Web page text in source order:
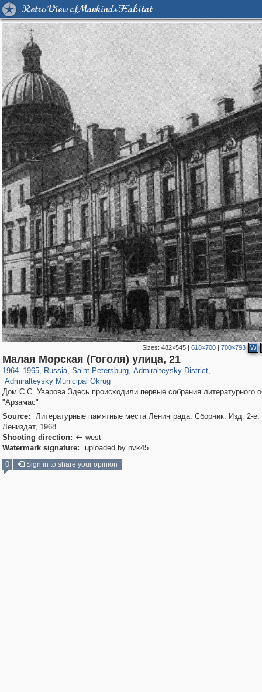
Retro View of Mankind's Habitat
Sizes:482×545 |618×700 |700×793 W
Малая Морская (Гоголя) улица, 21
1964–1965, Russia
1,406,255 29,243
, Saint Petersburg
197,112 5,709
, Admiralteysky District
24,063 1,032
,
Admiralteysky Municipal Okrug
13,106 616
Дом С.С. Уварова.Здесь происходили первые собрания литературного
"Арзамас"
Source:
Литературные памятные места Ленинграда. Сборник. Изд. 2-
Лениздат, 1968
Shooting direction:  west
Watermark signature:
uploaded by nvk45
0
Sign in to share your opinion